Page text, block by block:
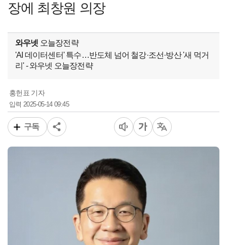
장에 최창원 의장
와우넷 오늘장전략
'AI 데이터센터' 특수…반도체 넘어 철강·조선·방산 '새 먹거
리' - 와우넷 오늘장전략
홍헌표 기자
입력2025-05-14 09:45
구독